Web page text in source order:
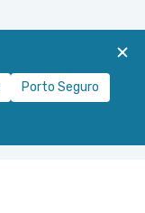
Porto Seguro